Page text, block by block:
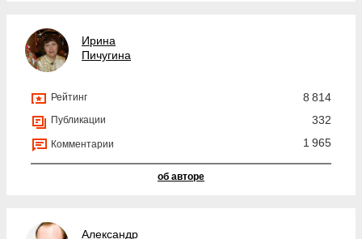
Ирина
Пичугина
Рейтинг 8 814
Публикации 332
Комментарии 1 965
об авторе
Александр